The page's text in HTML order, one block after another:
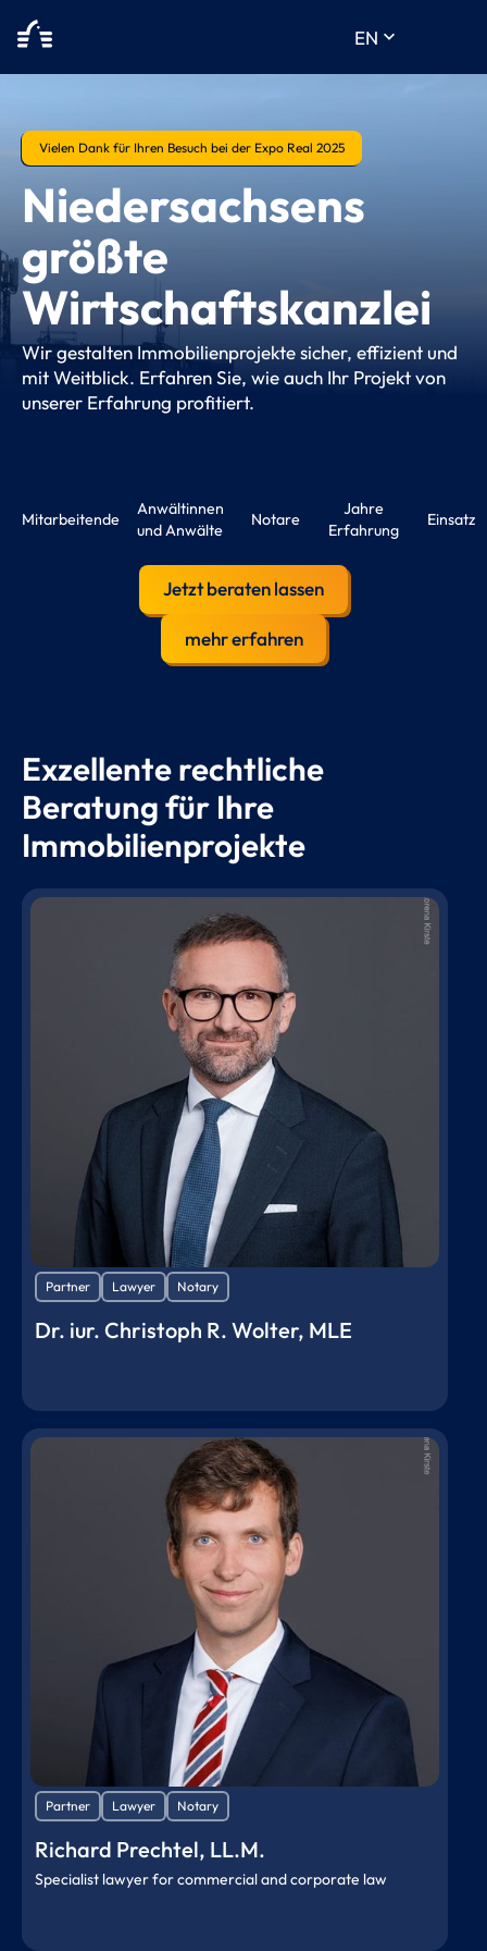
EN keyboard_arrow_down
Vielen Dank für Ihren Besuch bei der Expo Real 2025
Niedersachsens
größte
Wirtschaftskanzlei
Wir gestalten Immobilienprojekte sicher, effizient und
mit Weitblick. Erfahren Sie, wie auch Ihr Projekt von
unserer Erfahrung profitiert.
Mitarbeitende
Anwältinnen
und Anwälte
Notare
Jahre
Erfahrung
Einsatz
Jetzt beraten lassen
mehr erfahren
Exzellente rechtliche
Beratung für Ihre
Immobilienprojekte
Partner Lawyer Notary
Dr. iur. Christoph R. Wolter, MLE
Partner Lawyer Notary
Richard Prechtel, LL.M.
Specialist lawyer for commercial and corporate law